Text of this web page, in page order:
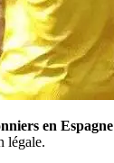
en Espagne
légale.